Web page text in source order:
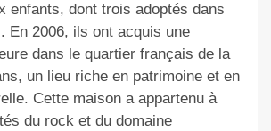
enfants, dont trois adoptés dans
En 2006, ils ont acquis une
dans le quartier français de la
un lieu riche en patrimoine et en
Cette maison a appartenu à
du rock et du domaine